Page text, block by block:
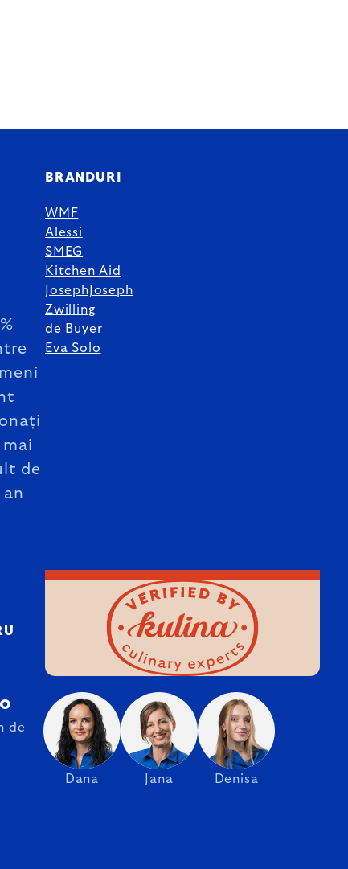
mai
de
an
BRANDURI
WMF
Alessi
SMEG
Kitchen Aid
JosephJoseph
Zwilling
de Buyer
Eva Solo
Dana Jana Denisa
de